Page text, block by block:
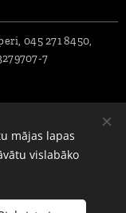
045 271 8450,
7
Deutsch
Dansk
Valoda
mājas lapas
vislabāko